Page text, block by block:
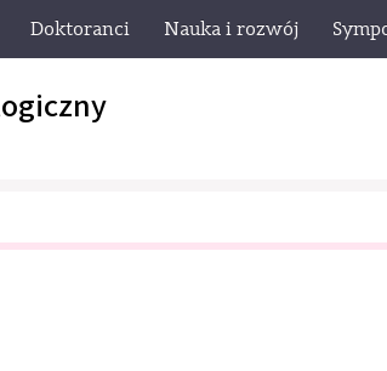
Doktoranci Nauka i rozwój